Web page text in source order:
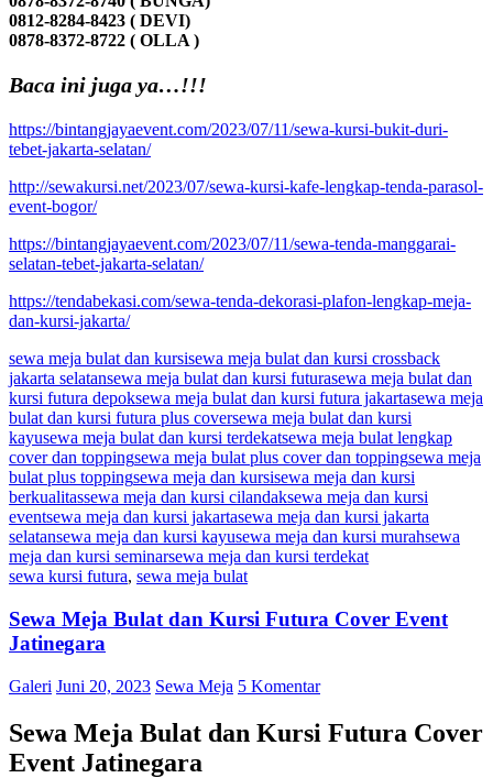
0812-8284-8423 ( DEVI)
0878-8372-8722 ( OLLA )
Baca ini juga ya…!!!
https://bintangjayaevent.com/2023/07/11/sewa-kursi-bukit-duri-
tebet-jakarta-selatan/
http://sewakursi.net/2023/07/sewa-kursi-kafe-lengkap-tenda-parasol-
event-bogor/
https://bintangjayaevent.com/2023/07/11/sewa-tenda-manggarai-
selatan-tebet-jakarta-selatan/
https://tendabekasi.com/sewa-tenda-dekorasi-plafon-lengkap-meja-
dan-kursi-jakarta/
sewa meja bulat dan kursisewa meja bulat dan kursi crossback
jakarta selatansewa meja bulat dan kursi futurasewa meja bulat dan
kursi futura depoksewa meja bulat dan kursi futura jakartasewa meja
bulat dan kursi futura plus coversewa meja bulat dan kursi
kayusewa meja bulat dan kursi terdekatsewa meja bulat lengkap
cover dan toppingsewa meja bulat plus cover dan toppingsewa meja
bulat plus toppingsewa meja dan kursisewa meja dan kursi
berkualitassewa meja dan kursi cilandaksewa meja dan kursi
eventsewa meja dan kursi jakartasewa meja dan kursi jakarta
selatansewa meja dan kursi kayusewa meja dan kursi murahsewa
meja dan kursi seminarsewa meja dan kursi terdekat
sewa kursi futura, sewa meja bulat
Sewa Meja Bulat dan Kursi Futura Cover Event
Jatinegara
Galeri Juni 20, 2023 Sewa Meja 5 Komentar
Sewa Meja Bulat dan Kursi Futura Cover
Event Jatinegara